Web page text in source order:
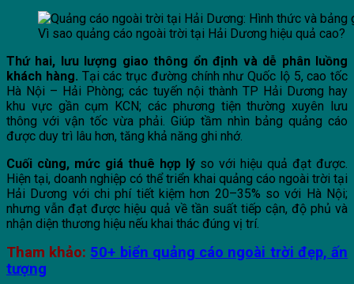
Vì sao quảng cáo ngoài trời tại Hải Dương hiệu quả cao?
Thứ hai, lưu lượng giao thông ổn định và dễ phân luồng
khách hàng. Tại các trục đường chính như Quốc lộ 5, cao tốc
Hà Nội – Hải Phòng; các tuyến nội thành TP Hải Dương hay
khu vực gần cụm KCN; các phương tiện thường xuyên lưu
thông với vận tốc vừa phải. Giúp tầm nhìn bảng quảng cáo
được duy trì lâu hơn, tăng khả năng ghi nhớ.
Cuối cùng, mức giá thuê hợp lý so với hiệu quả đạt được.
Hiện tại, doanh nghiệp có thể triển khai quảng cáo ngoài trời tại
Hải Dương với chi phí tiết kiệm hơn 20–35% so với Hà Nội;
nhưng vẫn đạt được hiệu quả về tần suất tiếp cận, độ phủ và
nhận diện thương hiệu nếu khai thác đúng vị trí.
Tham khảo: 50+ biển quảng cáo ngoài trời đẹp, ấn
tượng